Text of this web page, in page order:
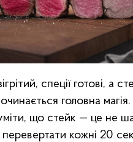
спеції готові, а
головна
що стейк — це не
кожні 20